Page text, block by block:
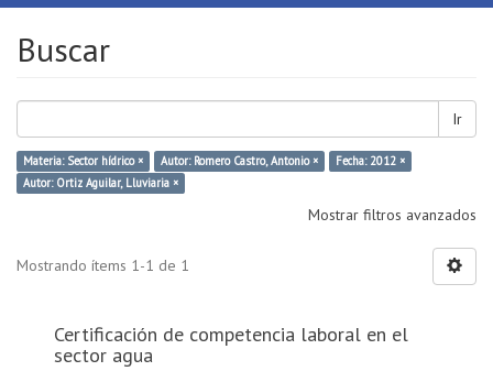
Buscar
Ir
Materia: Sector hídrico × Autor: Romero Castro, Antonio ×
Fecha: 2012 ×
Autor: Ortiz Aguilar, Lluviaria ×
Mostrar filtros avanzados
Mostrando ítems 1-1 de 1
Certificación de competencia laboral en el
sector agua